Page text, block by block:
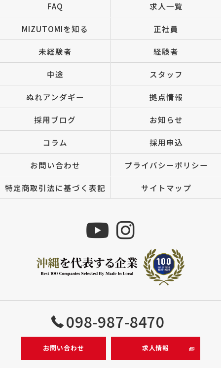
098-987-8470
お問い合わせ 求人情報
FAQ 求人一覧
MIZUTOMIを知る 正社員
未経験者 経験者
中途 スタッフ
ぬれアンダギー 拠点情報
採用ブログ お知らせ
コラム 採用申込
お問い合わせ プライバシーポリシー
特定商取引法に基づく表記 サイトマップ